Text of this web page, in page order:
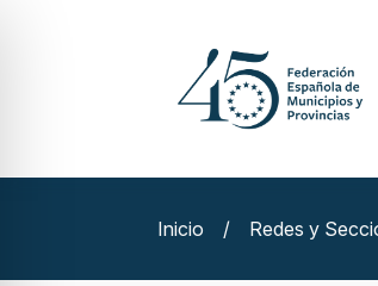
Inicio / Redes y